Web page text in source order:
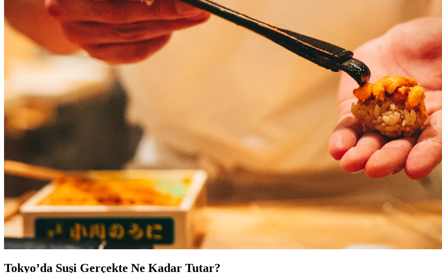
Tokyo’da Suşi Gerçekte Ne Kadar Tutar?